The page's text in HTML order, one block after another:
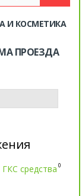
И КОСМЕТИКА
ПРОЕЗДА
средства 0